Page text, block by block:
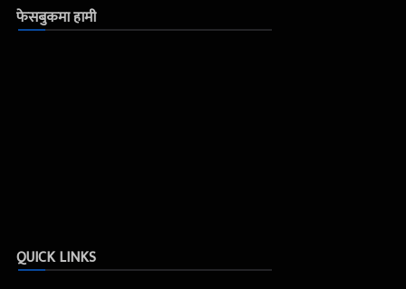
फेसबुकमा हामी
QUICK LINKS